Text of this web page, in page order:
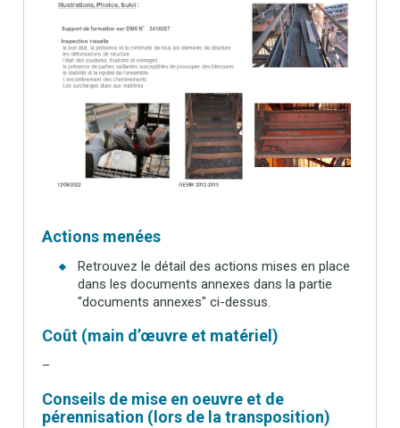
Actions menées
Retrouvez le détail des actions mises en place
dans les documents annexes dans la partie
"documents annexes" ci-dessus.
Coût (main d’œuvre et matériel)
–
Conseils de mise en oeuvre et de
pérennisation (lors de la transposition)